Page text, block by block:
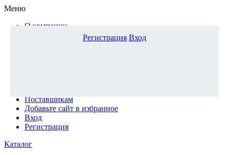
Меню
О компании
Доставка и оплата
Поставщикам
Добавьте сайт в избранное
Вход
Регистрация
Каталог
Регистрация Вход